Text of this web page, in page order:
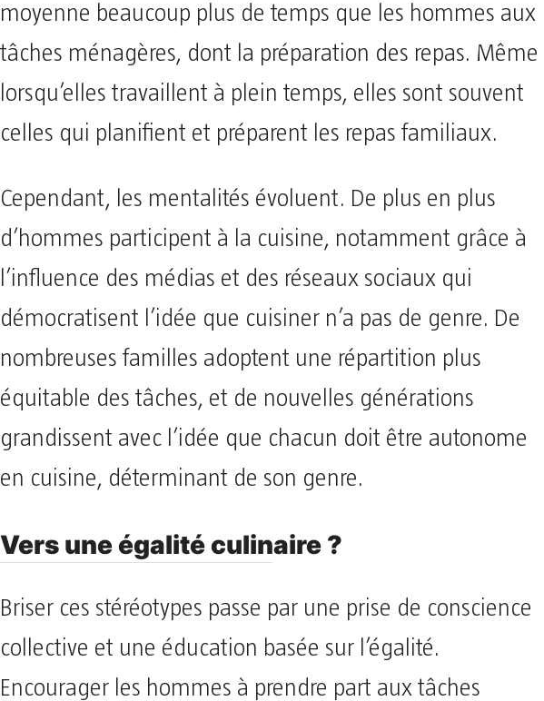
moyenne beaucoup plus de temps que les hommes aux
tâches ménagères, dont la préparation des repas. Même
lorsqu’elles travaillent à plein temps, elles sont souvent
celles qui planifient et préparent les repas familiaux.
Cependant, les mentalités évoluent. De plus en plus
d’hommes participent à la cuisine, notamment grâce à
l’influence des médias et des réseaux sociaux qui
démocratisent l’idée que cuisiner n’a pas de genre. De
nombreuses familles adoptent une répartition plus
équitable des tâches, et de nouvelles générations
grandissent avec l’idée que chacun doit être autonome
en cuisine, déterminant de son genre.
Vers une égalité culinaire ?
Briser ces stéréotypes passe par une prise de conscience
collective et une éducation basée sur l’égalité.
Encourager les hommes à prendre part aux tâches